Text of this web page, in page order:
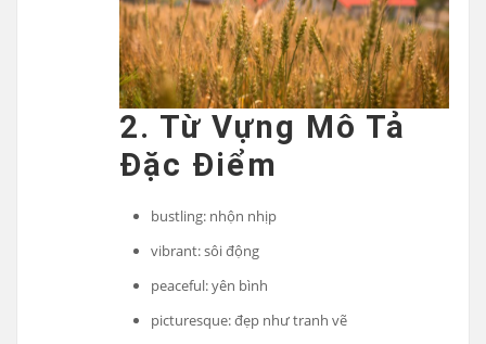
2. Từ Vựng Mô Tả
Đặc Điểm
bustling: nhộn nhịp
vibrant: sôi động
peaceful: yên bình
picturesque: đẹp như tranh vẽ